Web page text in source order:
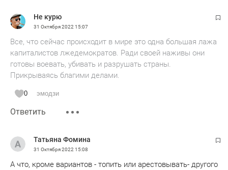
Не курю
31 Октября 2022 15:07
Все, что сейчас происходит в мире это одна большая лажа
капиталистов лжедемократов. Ради своей наживы они
готовы воевать, убивать и разрушать страны.
Прикрываясь благими делами.
0 эмодзи
Ответить
Татьяна Фомина
31 Октября 2022 15:08
А что, кроме вариантов - топить или арестовывать- другого